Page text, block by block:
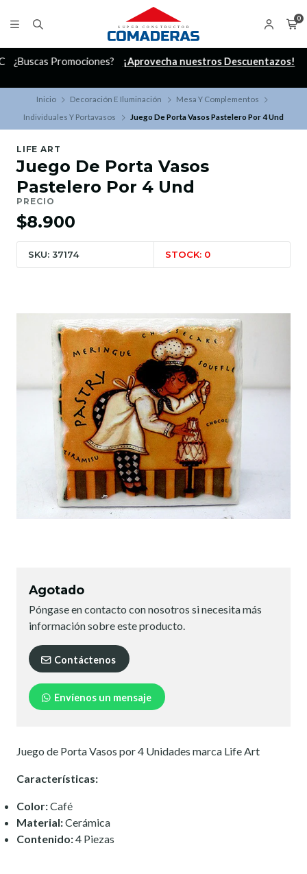
0
¿Buscas Promociones? ¡Aprovecha nuestros Descuentazos!
Inicio Decoración E Iluminación
Mesa Y Complementos
Individuales Y Portavasos
Juego De Porta Vasos Pastelero Por 4 Und
LIFE ART
Juego De Porta Vasos
Pastelero Por 4 Und
PRECIO
$8.900
SKU: 37174 STOCK: 0
Agotado
Póngase en contacto con nosotros si necesita más
información sobre este producto.
Contáctenos
Envíenos un mensaje
Juego de Porta Vasos por 4 Unidades marca Life Art
Características:
Color:Café
Material:Cerámica
Contenido:4 Piezas